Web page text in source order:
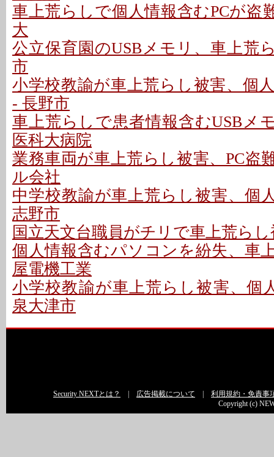
車上荒らしで個人情報含むPCが盗
大
公立保育園のUSBメモリ、車上荒
市
小学校教諭が車上荒らし被害、個
- 長野市
車上荒らしで患者情報含むUSBメ
医科大病院
業務車両が車上荒らし被害、PC盗
ル会社
中学校教諭が車上荒らし被害、個
志野市
国立天文台職員がチリで車上荒ら
個人情報含むパソコンを紛失、車
屋電機工業
小学校教諭が車上荒らし被害、個
泉大津市
Security NEXTとは？ 広告掲載について
利用規約・免責事
Copyright (c)